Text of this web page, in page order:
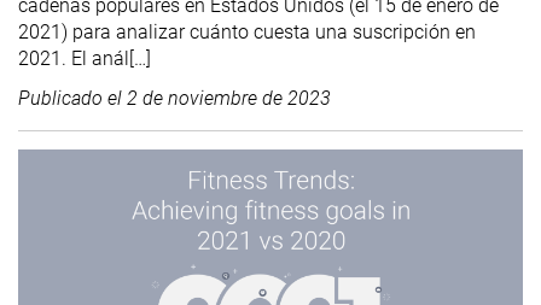
cadenas populares en Estados Unidos (el 15 de enero de
2021) para analizar cuánto cuesta una suscripción en
2021. El anál[…]
Publicado el 2 de noviembre de 2023